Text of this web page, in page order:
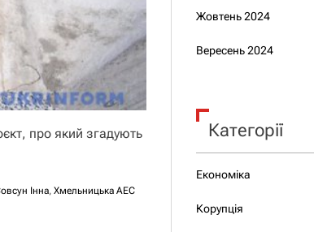
про який згадують
Інна, Хмельницька АЕС
Жовтень 2024
Вересень 2024
Категорії
Економіка
Корупція